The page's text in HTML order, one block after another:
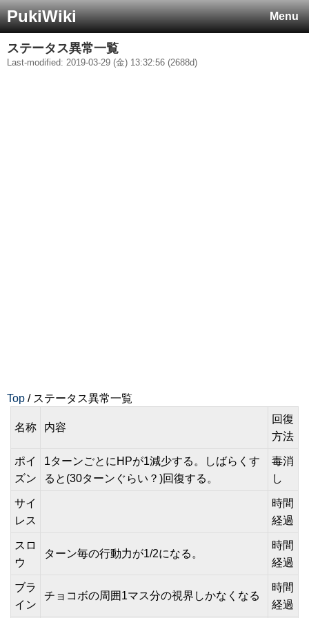
Menu
PukiWiki
ステータス異常一覧
Last-modified: 2019-03-29 (金) 13:32:56 (2688d)
Top / ステータス異常一覧
名称 内容
回復
方法
ポイ
ズン
1ターンごとにHPが1減少する。しばらくす
ると(30ターンぐらい？)回復する。
毒消
し
サイ
レス
時間
経過
スロ
ウ
ターン毎の行動力が1/2になる。
時間
経過
ブラ
イン
チョコボの周囲1マス分の視界しかなくなる
時間
経過